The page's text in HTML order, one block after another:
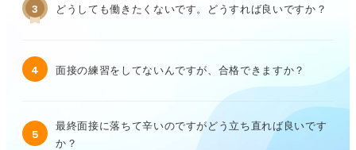
3 どうしても働きたくないです。どうすれば良いですか？
4 面接の練習をしてないんですが、合格できますか？
5
最終面接に落ちて辛いのですがどう立ち直れば良いです
か？